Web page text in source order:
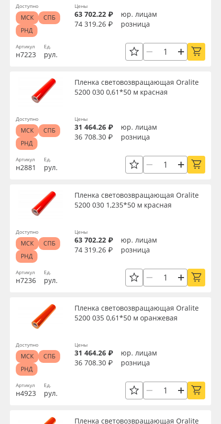
Артикул
н7223
Ед.
рул.
Цены
63 702.22 ₽
юр. лицам
74 319.26 ₽
розница
Доступно
МСК
СПБ
РНД
Артикул
н2881
Пленка световозвращающая Oralite
5200 030 0,61*50 м красная
Ед.
рул.
Цены
31 464.26 ₽
юр. лицам
36 708.30 ₽
розница
Доступно
МСК
СПБ
РНД
Артикул
н7236
Пленка световозвращающая Oralite
5200 030 1,235*50 м красная
Ед.
рул.
Цены
63 702.22 ₽
юр. лицам
74 319.26 ₽
розница
Доступно
МСК
СПБ
РНД
Артикул
н4923
Пленка световозвращающая Oralite
5200 035 0,61*50 м оранжевая
Ед.
рул.
Цены
31 464.26 ₽
юр. лицам
36 708.30 ₽
розница
Доступно
МСК
СПБ
РНД
Пленка световозвращающая Oralite